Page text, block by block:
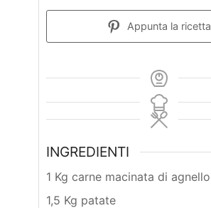
Appunta la ricetta
INGREDIENTI
1 Kg carne macinata di agnello
1,5 Kg patate